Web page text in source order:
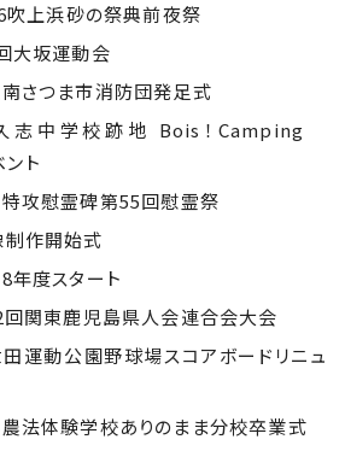
上浜砂の祭典前夜祭
大坂運動会
さつま市消防団発足式
志中学校跡地 Bois！Camping
ト
攻慰霊碑第55回慰霊祭
作開始式
度スタート
関東鹿児島県人会連合会大会
運動公園野球場スコアボードリニュ
法体験学校ありのまま分校卒業式